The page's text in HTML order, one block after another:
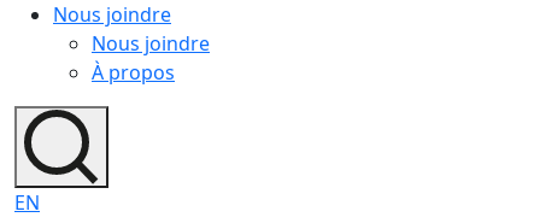
Nous joindre
Nous joindre
À propos
EN